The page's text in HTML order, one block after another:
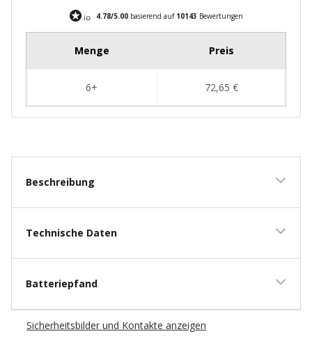
4.78/5.00basierend auf 10143 Bewertungen
Beschreibung
Technische Daten
Batteriepfand
Sicherheitsbilder und Kontakte anzeigen